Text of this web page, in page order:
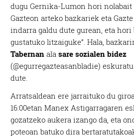
dugu Gernika-Lumon hori nolabait
Gazteon arteko bazkariek eta
indarra galdu dute gurean, eta
gustatuko litzaiguke”. Hala,
Tabernan alasare sozialen bidez
(@egurregazteasanbladie)
dute.
Arratsaldean ere jarraituko du
16:00etan Manex Astigarragaren
gozatzeko aukera izango da, eta
poteoan batuko dira